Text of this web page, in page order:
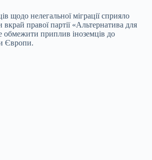
щодо нелегальної міграції сприяло
правої партії «Альтернатива для
обмежити приплив іноземців до
Європи.